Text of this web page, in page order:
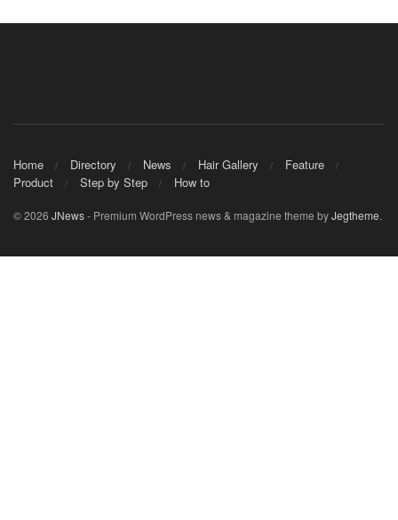
Home Directory News Hair Gallery
Feature
Product
Step by Step How to
© 2026 JNews- Premium WordPress news & magazine theme byJegtheme.